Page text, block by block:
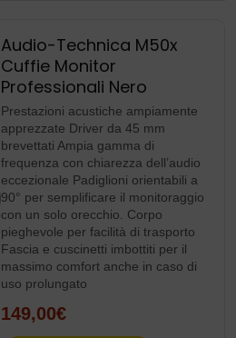
Audio-Technica M50x
Cuffie Monitor
Professionali Nero
Prestazioni acustiche ampiamente
apprezzate Driver da 45 mm
brevettati Ampia gamma di
frequenza con chiarezza dell’audio
eccezionale Padiglioni orientabili a
90° per semplificare il monitoraggio
con un solo orecchio. Corpo
pieghevole per facilità di trasporto
Fascia e cuscinetti imbottiti per il
massimo comfort anche in caso di
uso prolungato
149,00€